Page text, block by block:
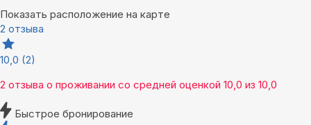
Показать расположение на карте
2 отзыва
10,0 (2)
2 отзыва о проживании со средней оценкой 10,0 из 10,0
Быстрое бронирование